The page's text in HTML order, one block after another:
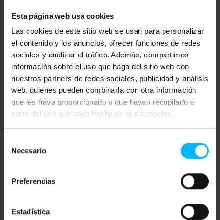
Esta página web usa cookies
Las cookies de este sitio web se usan para personalizar
el contenido y los anuncios, ofrecer funciones de redes
sociales y analizar el tráfico. Además, compartimos
información sobre el uso que haga del sitio web con
nuestros partners de redes sociales, publicidad y análisis
web, quienes pueden combinarla con otra información
que les haya proporcionado o que hayan recopilado a
partir del uso que haya hecho de sus servicios.
Necesario
Preferencias
Estadística
Descrição
Cabo unipolar H07Z1-K, composto por uma mistura
termoplástica de halogênio zero, livre de materiais
que possam emitir gases tóxicos em caso de
incêndio. Adequado para instalação em ambientes
onde é necessária alta segurança contra incêndio.
Cabo flexível e ultra-deslizante para fácil instalação
por tubulação. Adequado para instalações
comerciais, centros de TI, escolas, hospitais,
pavilhões desportivos, etc. Em conformidade com
Especificações
Emissão zero de gases corrosivos, emissão
reduzida de gases tóxicos, baixa emissão de
emissão de calor.
Mangueira com cabo livre de halogênio (LSHF)